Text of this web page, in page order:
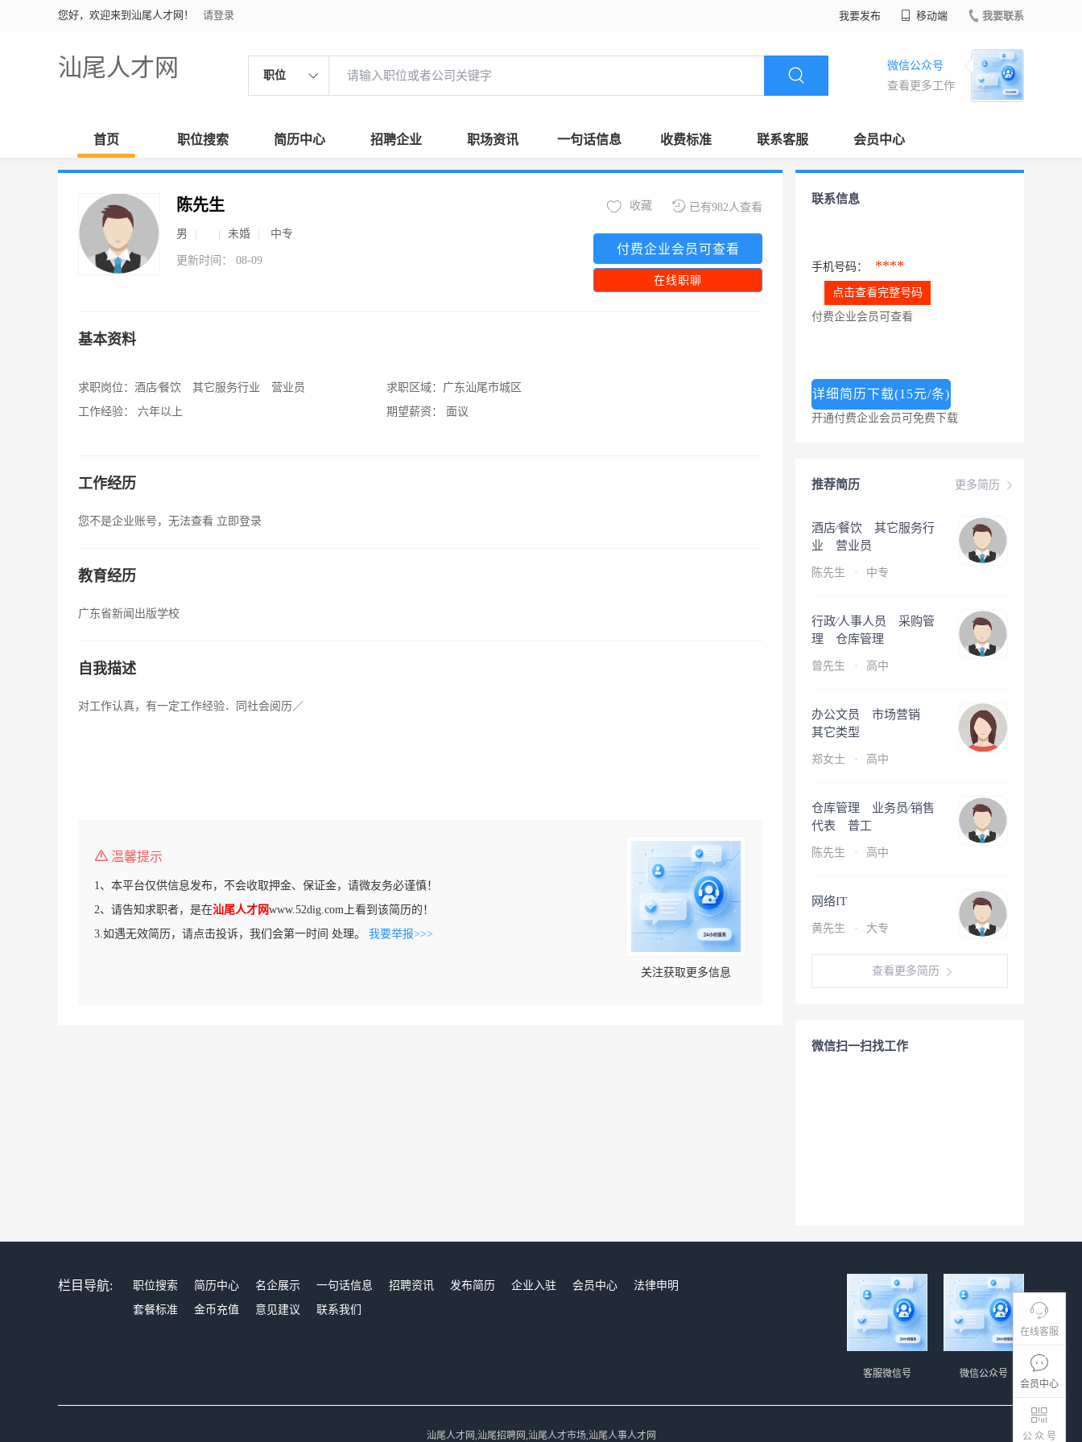
您好，欢迎来到汕尾人才网！ 请登录 我要发布 移动端 我要联系
汕尾人才网 职位
微信公众号
查看更多工作
首页 职位搜索 简历中心 招聘企业 职场资讯 一句话信息 收费标准 联系客服 会员中心
在线客服
会员中心
公 众 号
陈先生
男 未婚 中专
更新时间： 08-09
已有982人查看
收藏
付费企业会员可查看
在线职聊
基本资料
求职岗位： 酒店∕餐饮 其它服务行业 营业员
工作经验：
六年以上
求职区域： 广东汕尾市城区
期望薪资：
面议
工作经历
您不是企业账号，无法查看 立即登录
教育经历
广东省新闻出版学校
自我描述
对工作认真，有一定工作经验．同社会阅历／
温馨提示
1、本平台仅供信息发布，不会收取押金、保证金，请微友务必谨慎！
2、请告知求职者，是在汕尾人才网www.52dig.com上看到该简历的！
3.如遇无效简历，请点击投诉，我们会第一时间 处理。 我要举报>>>
关注获取更多信息
联系信息
手机号码： ****
点击查看完整号码
付费企业会员可查看
详细简历下载(15元/条)
开通付费企业会员可免费下载
更多简历
推荐简历
酒店∕餐饮 其它服务行
业 营业员
陈先生 · 中专
行政∕人事人员 采购管
理 仓库管理
曾先生 · 高中
办公文员 市场营销
其它类型
郑女士 · 高中
仓库管理 业务员∕销售
代表 普工
陈先生 · 高中
网络IT
黄先生 · 大专
查看更多简历
微信扫一扫找工作
栏目导航: 职位搜索 简历中心 名企展示 一句话信息 招聘资讯 发布简历 企业入驻 会员中心
法律申明
套餐标准
金币充值 意见建议 联系我们
微信公众号
客服微信号
汕尾人才网,汕尾招聘网,汕尾人才市场,汕尾人事人才网